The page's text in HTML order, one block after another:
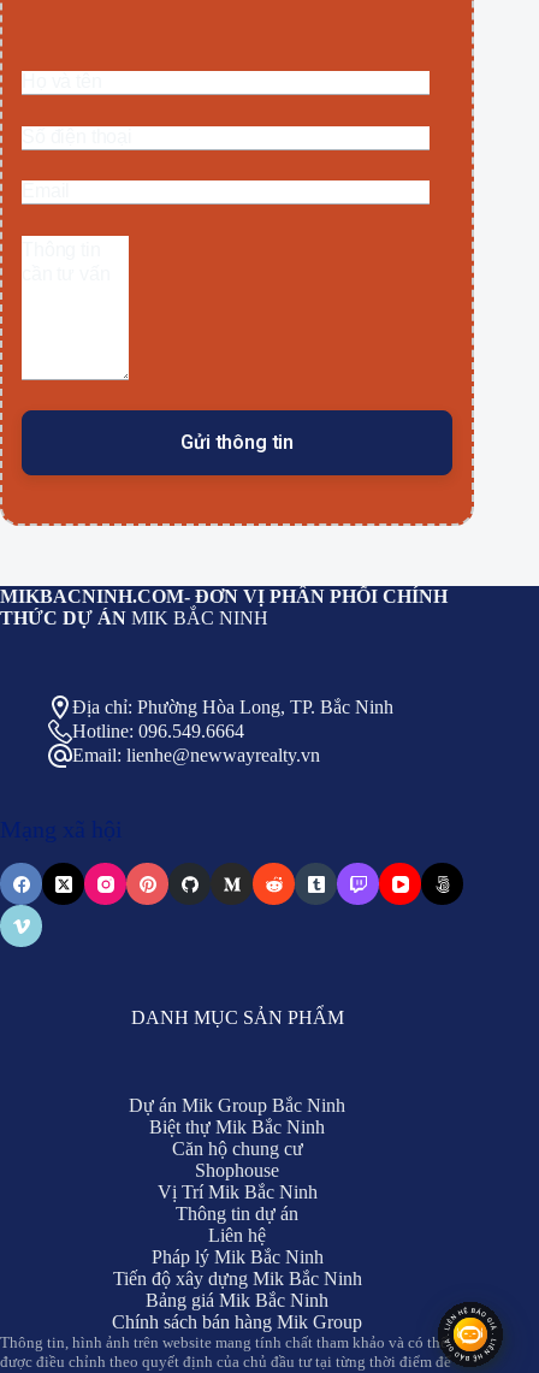
MIKBACNINH.COM- ĐƠN VỊ PHÂN PHỐI CHÍNH
THỨC DỰ ÁN MIK BẮC NINH
Địa chỉ: Phường Hòa Long, TP. Bắc Ninh
Hotline: 096.549.6664
Email: lienhe@newwayrealty.vn
Mạng xã hội
DANH MỤC SẢN PHẨM
Dự án Mik Group Bắc Ninh
Biệt thự Mik Bắc Ninh
Căn hộ chung cư
Shophouse
Vị Trí Mik Bắc Ninh
Thông tin dự án
Liên hệ
Pháp lý Mik Bắc Ninh
Tiến độ xây dựng Mik Bắc Ninh
Bảng giá Mik Bắc Ninh
Chính sách bán hàng Mik Group
Thông tin, hình ảnh trên website mang tính chất tham khảo và có thể
được điều chỉnh theo quyết định của chủ đầu tư tại từng thời điểm để